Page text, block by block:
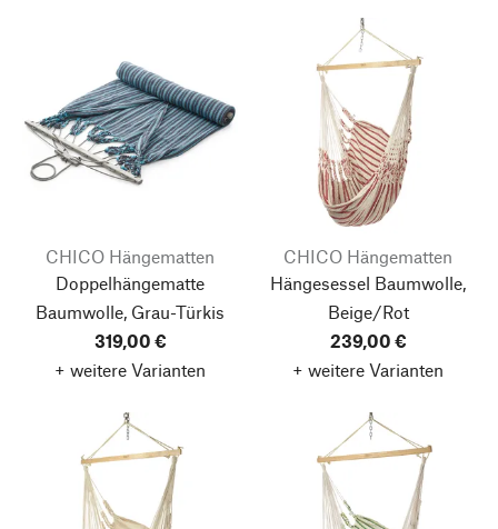
CHICO Hängematten
Doppelhängematte
Baumwolle, Grau-Türkis
319,00 €
+ weitere Varianten
CHICO Hängematten
Hängesessel Baumwolle,
Beige/Rot
239,00 €
+ weitere Varianten